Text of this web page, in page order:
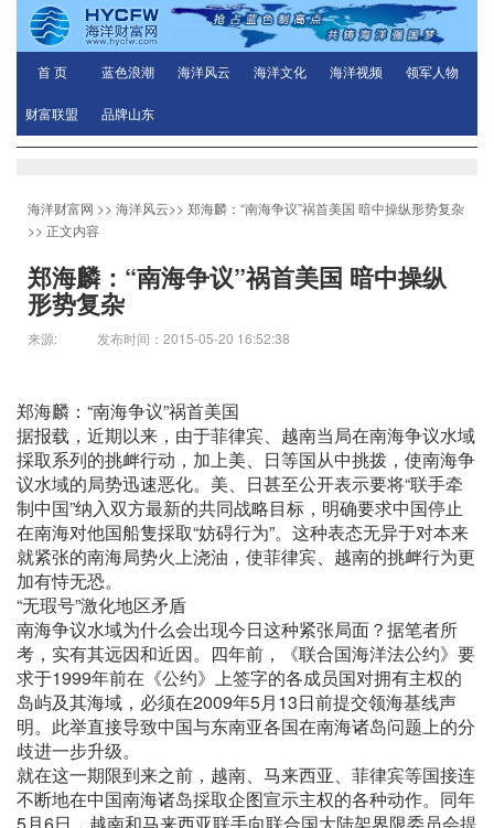
首 页 蓝色浪潮 海洋风云 海洋文化 海洋视频 领军人物
财富联盟 品牌山东
海洋财富网 >> 海洋风云>> 郑海麟：“南海争议”祸首美国 暗中操纵形势复杂
>> 正文内容
郑海麟：“南海争议”祸首美国 暗中操纵
形势复杂
来源: 发布时间：2015-05-20 16:52:38
郑海麟：“南海争议”祸首美国
据报载，近期以来，由于菲律宾、越南当局在南海争议水域
採取系列的挑衅行动，加上美、日等国从中挑拨，使南海争
议水域的局势迅速恶化。美、日甚至公开表示要将“联手牵
制中国”纳入双方最新的共同战略目标，明确要求中国停止
在南海对他国船隻採取“妨碍行为”。这种表态无异于对本来
就紧张的南海局势火上浇油，使菲律宾、越南的挑衅行为更
加有恃无恐。
“无瑕号”激化地区矛盾
南海争议水域为什么会出现今日这种紧张局面？据笔者所
考，实有其远因和近因。四年前，《联合国海洋法公约》要
求于1999年前在《公约》上签字的各成员国对拥有主权的
岛屿及其海域，必须在2009年5月13日前提交领海基线声
明。此举直接导致中国与东南亚各国在南海诸岛问题上的分
歧进一步升级。
就在这一期限到来之前，越南、马来西亚、菲律宾等国接连
不断地在中国南海诸岛採取企图宣示主权的各种动作。同年